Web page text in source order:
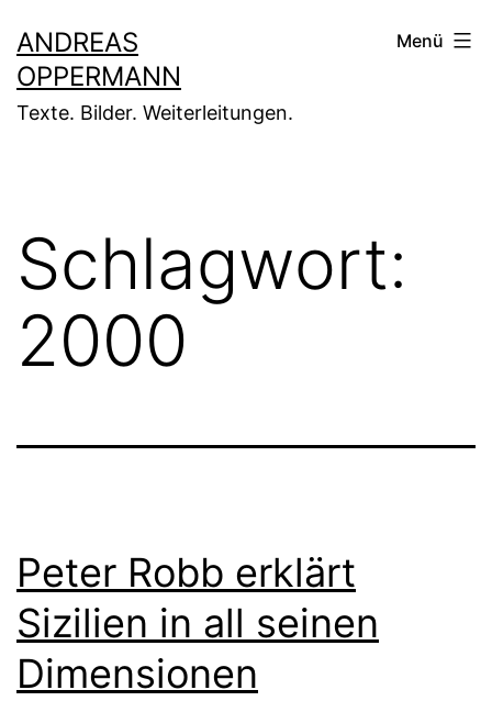
Inhalt
springen
ANDREAS
OPPERMANN
Texte. Bilder. Weiterleitungen.
Menü
Schlagwort:
2000
Peter Robb erklärt
Sizilien in all seinen
Dimensionen